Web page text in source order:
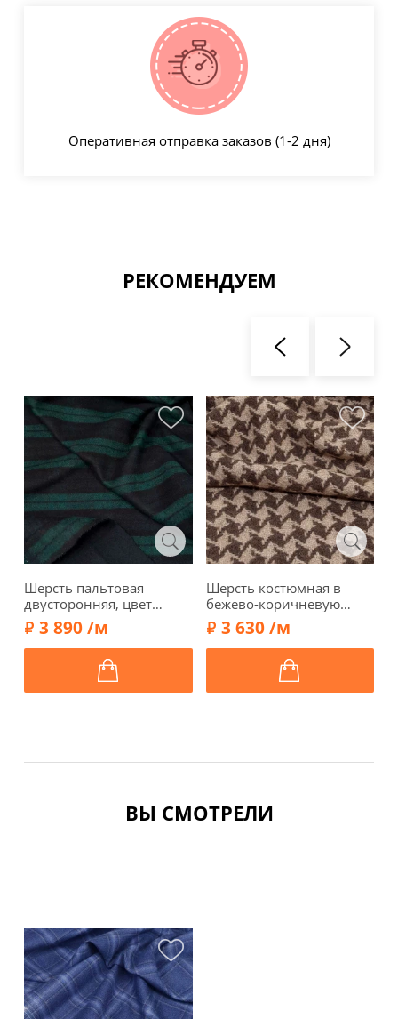
Оперативная отправка заказов (1-2 дня)
РЕКОМЕНДУЕМ
Шерсть пальтовая
двусторонняя, цвет
черно-синий, зеленые
полосы, 1052410
3 890 /м
Шерсть костюмная в
бежево-коричневую
гусиную лапку, 00403-2
3 630 /м
ВЫ СМОТРЕЛИ